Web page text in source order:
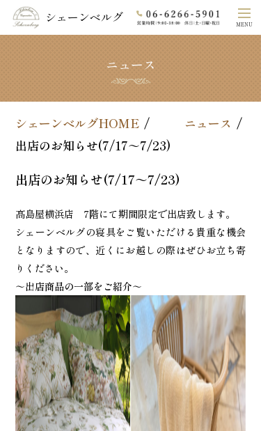
MENU
シェーンベルグ
ホーム
シェーンベルグのこだわり
素材
よくあるご質問
会社概要
ニュース
シェーンベルグHOME
ニュース
出店のお知らせ(7/17～7/23)
出店のお知らせ(7/17～7/23)
髙島屋横浜店 7階にて期間限定で出店致します。
シェーンベルグの寝具をご覧いただける貴重な機会
となりますので、近くにお越しの際はぜひお立ち寄
りください。
～出店商品の一部をご紹介～